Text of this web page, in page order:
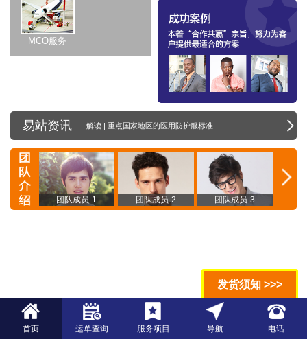
MCO服务
易站资讯 解读 | 重点国家地区的医用防护服标准
团队成员-1 团队成员-2 团队成员-3
发货须知 >>>
首页 运单查询 服务项目 导航 电话